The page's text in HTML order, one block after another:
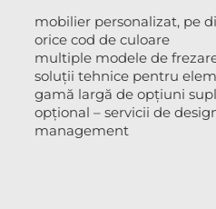
mobilier personalizat, pe
orice cod de culoare
multiple modele de
soluții tehnice pentru
gamă largă de opțiuni
opțional – servicii de
management